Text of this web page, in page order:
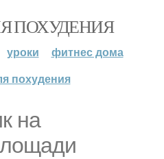
ПОХУДЕНИЯ
уроки
фитнес дома
похудения
на